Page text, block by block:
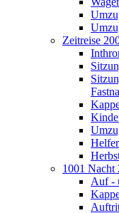
Zeitreise
1001 Nacht
Auf -